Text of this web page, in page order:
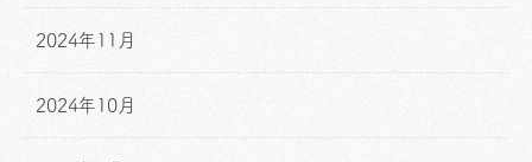
2024年11月
2024年10月